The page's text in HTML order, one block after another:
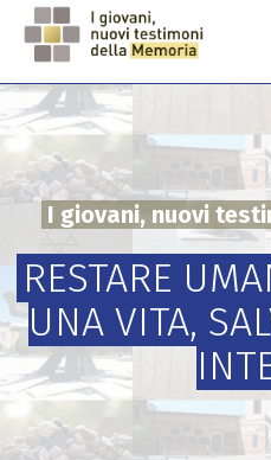
Salta
contenuto
principale
I giovani, nuovi
RESTARE
UNA VITA,